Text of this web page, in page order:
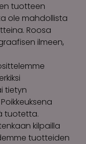
tuotteen
ole mahdollista
Roosa
ilmeen,
tietyn
tuotetta.
kilpailla
tuotteiden